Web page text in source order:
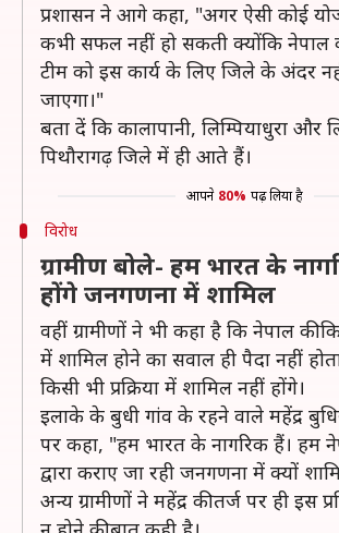
प्रशासन ने आगे कहा, "अगर ऐसी कोई
कभी सफल नहीं हो सकती क्योंकि नेपाल
टीम को इस कार्य के लिए जिले के अंदर
जाएगा।"
बता दें कि कालापानी, लिम्पियाधुरा और
पिथौरागढ़ जिले में ही आते हैं।
आपने 80% पढ़ लिया है
विरोध
ग्रामीण बोले- हम भारत के
होंगे जनगणना में शामिल
वहीं ग्रामीणों ने भी कहा है कि नेपाल की
में शामिल होने का सवाल ही पैदा नहीं
किसी भी प्रक्रिया में शामिल नहीं होंगे।
इलाके के बुधी गांव के रहने वाले महेंद्र
पर कहा, "हम भारत के नागरिक हैं। हम
द्वारा कराए जा रही जनगणना में क्यों
अन्य ग्रामीणों ने महेंद्र की तर्ज पर ही इस